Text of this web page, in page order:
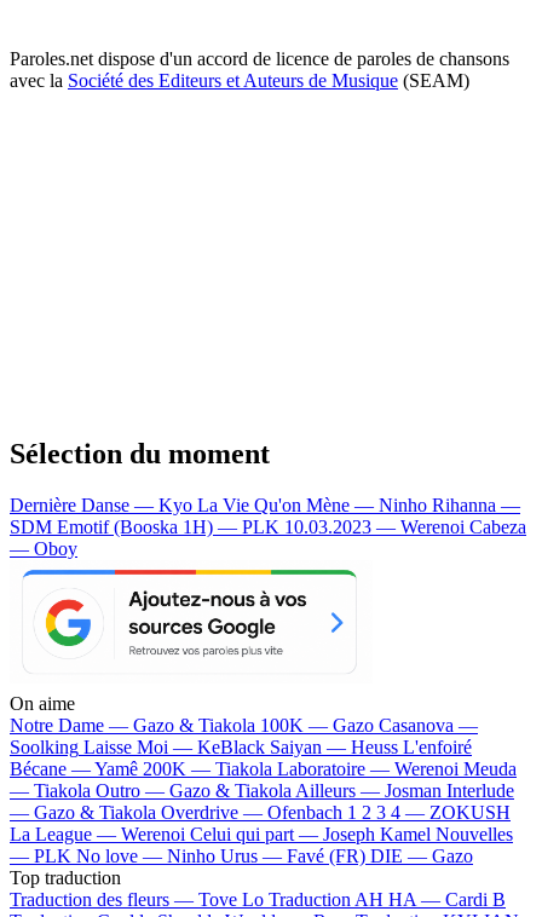
Paroles.net dispose d'un accord de licence de paroles de chansons
avec la Société des Editeurs et Auteurs de Musique (SEAM)
Sélection du moment
Dernière Danse — Kyo La Vie Qu'on Mène — Ninho Rihanna —
SDM Emotif (Booska 1H) — PLK 10.03.2023 — Werenoi Cabeza
— Oboy
On aime
Notre Dame — Gazo & Tiakola 100K — Gazo Casanova —
Soolking Laisse Moi — KeBlack Saiyan — Heuss L'enfoiré
Bécane —Yamê 200K — Tiakola Laboratoire — Werenoi Meuda
— Tiakola Outro — Gazo & Tiakola Ailleurs — Josman Interlude
— Gazo & Tiakola Overdrive — Ofenbach 1 2 3 4 — ZOKUSH
La League — Werenoi Celui qui part — Joseph Kamel Nouvelles
— PLK No love — Ninho Urus — Favé (FR) DIE — Gazo
Top traduction
Traduction des fleurs — Tove Lo Traduction AH HA — Cardi B